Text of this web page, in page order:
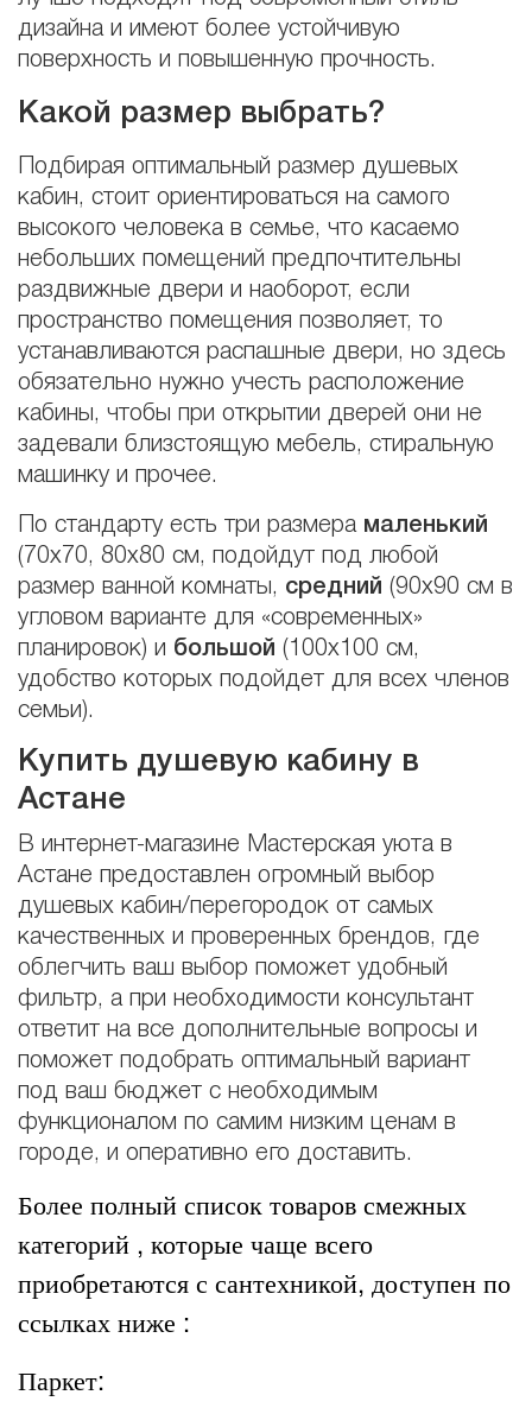
дизайна и имеют более устойчивую
поверхность и повышенную прочность.
Какой размер выбрать?
Подбирая оптимальный размер душевых
кабин, стоит ориентироваться на самого
высокого человека в семье, что касаемо
небольших помещений предпочтительны
раздвижные двери и наоборот, если
пространство помещения позволяет, то
устанавливаются распашные двери, но здесь
обязательно нужно учесть расположение
кабины, чтобы при открытии дверей они не
задевали близстоящую мебель, стиральную
машинку и прочее.
По стандарту есть три размера маленький
(70х70, 80х80 см, подойдут под любой
размер ванной комнаты, средний (90х90 см в
угловом варианте для «современных»
планировок) и большой (100х100 см,
удобство которых подойдет для всех членов
семьи).
Купить душевую кабину в
Астане
В интернет-магазине Мастерская уюта в
Астане предоставлен огромный выбор
душевых кабин/перегородок от самых
качественных и проверенных брендов, где
облегчить ваш выбор поможет удобный
фильтр, а при необходимости консультант
ответит на все дополнительные вопросы и
поможет подобрать оптимальный вариант
под ваш бюджет с необходимым
функционалом по самим низким ценам в
городе, и оперативно его доставить.
Более полный список товаров смежных
категорий , которые чаще всего
приобретаются с сантехникой, доступен по
ссылках ниже :
Паркет: